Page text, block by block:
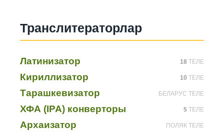
Транслитераторлар
Латинизатор 18 ТЕЛЕ
Кириллизатор 10 ТЕЛЕ
Тарашкевизатор БЕЛАРУС ТЕЛЕ
ХФА (IPA) конверторы 5 ТЕЛЕ
Архаизатор ПОЛЯК ТЕЛЕ